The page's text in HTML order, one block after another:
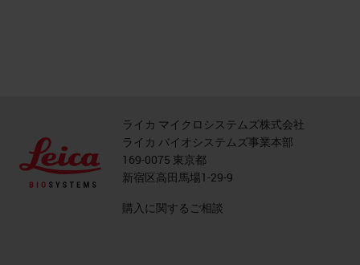
ライカ マイクロシステムズ株式会社
ライカ バイオシステムズ事業本部
169-0075 東京都
新宿区高田馬場1-29-9
購入に関するご相談